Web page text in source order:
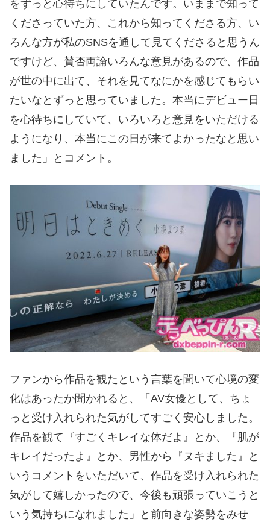
をずっと心待ちにしていたんです。いままで知って
くださっていた方、これから知ってくださる方、い
ろんな方が私のSNSを通して見てくださると思うん
ですけど、賛否両論いろんな意見があるので、作品
が世の中に出て、それを見てなにかを感じてもらい
たいなとずっと思っていました。本当にデビュー日
を心待ちにしていて、いろいろと意見をいただける
ようになり、本当にこの日が来てよかったなと思い
ました」とコメント。
ファンから作品を観たという言葉を聞いて心境の変
化はあったか聞かれると、「AV女優として、ちょ
っと受け入れられた気がしてすごく安心しました。
作品を観て『すごくキレイな体だよ』とか、『肌が
キレイだったよ』とか、男性から『ヌキました』と
いうコメントをいただいて、作品を受け入れられた
気がして嬉しかったので、今後も頑張っていこうと
いう気持ちになれました」と前向きな姿勢をみせ